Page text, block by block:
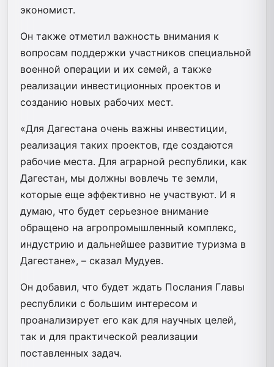
экономист.
Он также отметил важность внимания к
вопросам поддержки участников специальной
военной операции и их семей, а также
реализации инвестиционных проектов и
созданию новых рабочих мест.
«Для Дагестана очень важны инвестиции,
реализация таких проектов, где создаются
рабочие места. Для аграрной республики, как
Дагестан, мы должны вовлечь те земли,
которые еще эффективно не участвуют. И я
думаю, что будет серьезное внимание
обращено на агропромышленный комплекс,
индустрию и дальнейшее развитие туризма в
Дагестане», – сказал Мудуев.
Он добавил, что будет ждать Послания Главы
республики с большим интересом и
проанализирует его как для научных целей,
так и для практической реализации
поставленных задач.